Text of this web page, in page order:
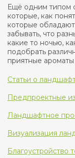
Ещё одним типом
которые, как
которые
забывать, что
какие то ночью,
подобрать
приятные ароматы
Статьи о
Предпроектные
Ландшафтное
Визуализация
Благоустройство